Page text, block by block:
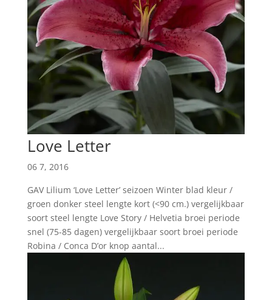
Love Letter
06 7, 2016
GAV Lilium ‘Love Letter’ seizoen Winter blad kleur /
groen donker steel lengte kort (<90 cm.) vergelijkbaar
soort steel lengte Love Story / Helvetia broei periode
snel (75-85 dagen) vergelijkbaar soort broei periode
Robina / Conca D’or knop aantal...